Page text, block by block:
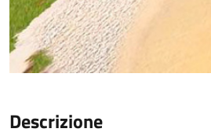
Descrizione